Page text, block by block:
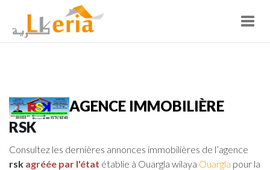
AGENCE IMMOBILIÈRE
RSK
Consultez les dernières annonces immobilières de l’agence
rsk agréée par l'état établie à Ouargla wilaya Ouargla pour la